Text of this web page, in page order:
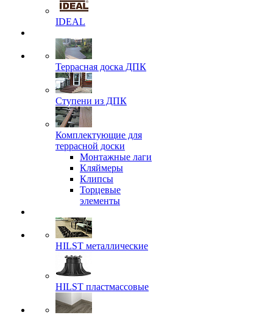
IDEAL
Террасная доска ДПК
Ступени из ДПК
Комплектующие для
террасной доски
Монтажные лаги
Кляймеры
Клипсы
Торцевые
элементы
HILST металлические
HILST пластмассовые